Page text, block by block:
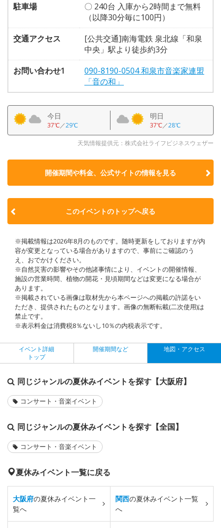
駐車場
〇 240台 入庫から2時間まで無料
（以降30分毎に100円）
交通アクセス
[公共交通]南海電鉄 泉北線「和泉
中央」駅より徒歩約3分
お問い合わせ1
090-8190-0504 和泉市音楽家連盟
「音の和」
今日
37℃／29℃
明日
37℃／28℃
天気情報提供元：株式会社ライフビジネスウェザー
開催期間や料金、公式サイトの情報を見る
このイベントのトップへ戻る
※掲載情報は2026年8月のものです。随時更新をしておりますが内
容が変更となっている場合がありますので、事前にご確認のう
え、おでかけください。
※自然災害の影響やその他諸事情により、イベントの開催情報、
施設の営業時間、植物の開花・見頃期間などは変更になる場合が
あります。
※掲載されている画像は取材先から本ページへの掲載の許諾をい
ただき、提供されたものとなります。画像の無断転載(二次使用)は
禁止です。
※表示料金は消費税8％ないし10％の内税表示です。
イベント詳細
トップ
開催期間など 地図・アクセス
同じジャンルの夏休みイベントを探す【大阪府】
コンサート・音楽イベント
同じジャンルの夏休みイベントを探す【全国】
コンサート・音楽イベント
夏休みイベント一覧に戻る
大阪府の夏休みイベント一
覧へ
関西の夏休みイベント一覧
へ